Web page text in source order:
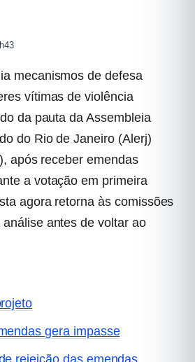
mecanismos de defesa
vítimas de violência
da pauta da Assembleia
do Rio de Janeiro (Alerj)
após receber emendas
a votação em primeira
agora retorna às comissões
antes de voltar ao
gera impasse
rejeição das emendas